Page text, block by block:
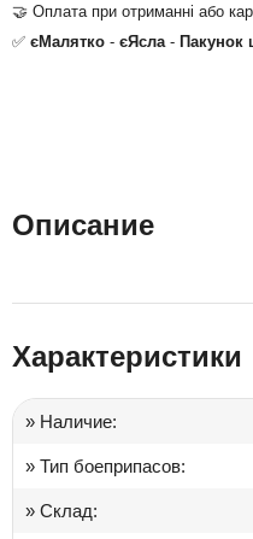
🤝 Оплата при отриманні або
✅ єМалятко - єЯсла- Пакунок
Описание
Характеристики
» Наличие:
» Тип боеприпасов:
» Склад: